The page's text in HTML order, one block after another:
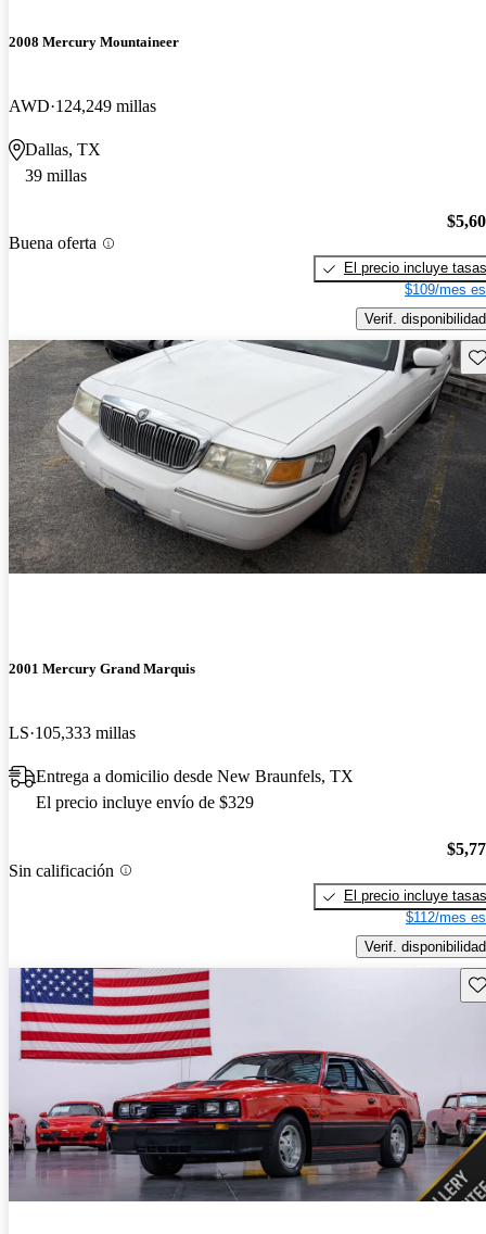
2008 Mercury Mountaineer
AWD 124,249 millas
Dallas, TX
39 millas
Buena oferta
El precio incluye tasas
$109/mes
Verif. disponibilidad
2001 Mercury Grand Marquis
LS 105,333 millas
Entrega a domicilio desde New Braunfels, TX
El precio incluye envío de $329
Sin calificación
El precio incluye tasas
$112/mes
Verif. disponibilidad